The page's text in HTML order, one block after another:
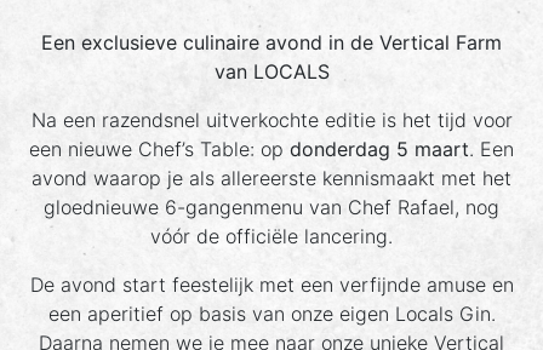
Een exclusieve culinaire avond in de Vertical Farm
van LOCALS
Na een razendsnel uitverkochte editie is het tijd voor
een nieuwe Chef’s Table: op donderdag 5 maart. Een
avond waarop je als allereerste kennismaakt met het
gloednieuwe 6-gangenmenu van Chef Rafael, nog
vóór de officiële lancering.
De avond start feestelijk met een verfijnde amuse en
een aperitief op basis van onze eigen Locals Gin.
Daarna nemen we je mee naar onze unieke Vertical